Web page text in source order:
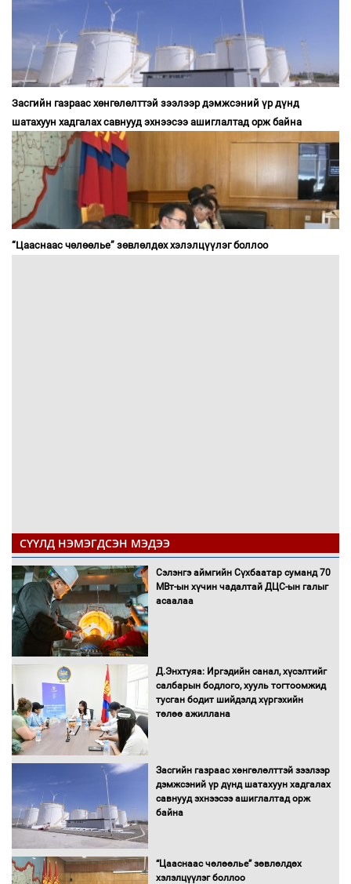
Засгийн газраас хөнгөлөлттэй зээлээр дэмжсэний үр дүнд
шатахуун хадгалах савнууд эхнээсээ ашиглалтад орж байна
“Цааснаас чөлөөлье” зөвлөлдөх хэлэлцүүлэг боллоо
СҮҮЛД НЭМЭГДСЭН МЭДЭЭ
Сэлэнгэ аймгийн Сүхбаатар суманд 70
МВт-ын хүчин чадалтай ДЦС-ын галыг
асаалаа
Д.Энхтуяа: Иргэдийн санал, хүсэлтийг
салбарын бодлого, хууль тогтоомжид
тусган бодит шийдэлд хүргэхийн
төлөө ажиллана
Засгийн газраас хөнгөлөлттэй зээлээр
дэмжсэний үр дүнд шатахуун хадгалах
савнууд эхнээсээ ашиглалтад орж
байна
“Цааснаас чөлөөлье” зөвлөлдөх
хэлэлцүүлэг боллоо